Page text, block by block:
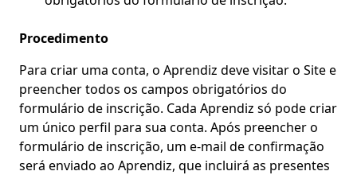
Procedimento
Para criar uma conta, o Aprendiz deve visitar o Site e
preencher todos os campos obrigatórios do
formulário de inscrição. Cada Aprendiz só pode criar
um único perfil para sua conta. Após preencher o
formulário de inscrição, um e-mail de confirmação
será enviado ao Aprendiz, que incluirá as presentes